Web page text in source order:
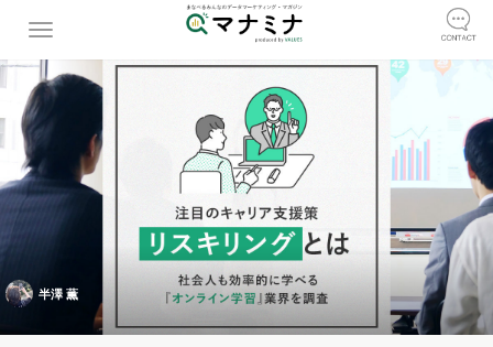
半澤 薫